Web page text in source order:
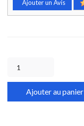
Ajouter un Avis
Ajouter au panier